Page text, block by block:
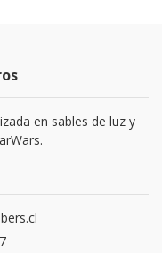
en sables de luz y